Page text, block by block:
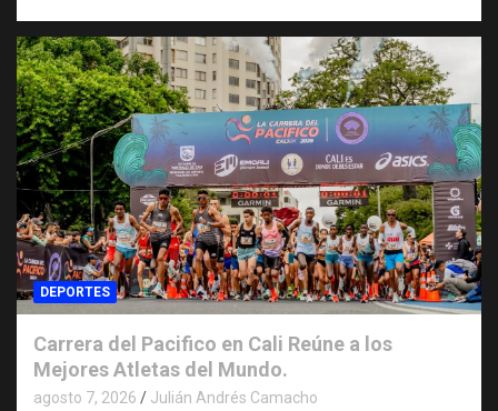
DEPORTES
Carrera del Pacifico en Cali Reúne a los
Mejores Atletas del Mundo.
agosto 7, 2026 Julián Andrés Camacho